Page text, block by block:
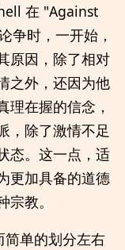
在 "Against
争时，一开始，
原因，除了相对
之外，还因为他
理在握的信念，
，除了激情不足
态。这一点，适
更加具备的道德
教。
简单的划分左右